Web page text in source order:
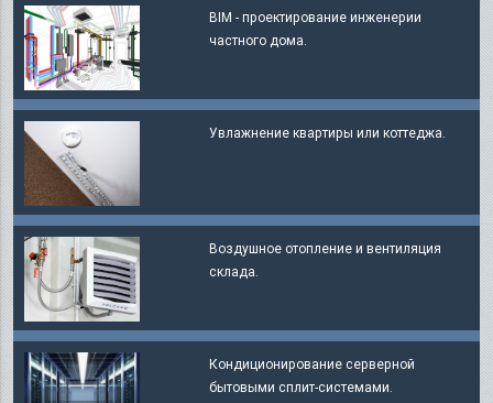
BIM - проектирование инженерии
частного дома.
Увлажнение квартиры или коттеджа.
Воздушное отопление и вентиляция
склада.
Кондиционирование серверной
бытовыми сплит-системами.